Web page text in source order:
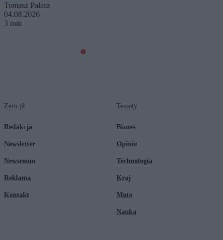
Tomasz Pałasz
04.08.2026
3 min
Zero.pl
Redakcja
Newsletter
Newsroom
Reklama
Kontakt
Tematy
Biznes
Opinie
Technologia
Kraj
Moto
Nauka